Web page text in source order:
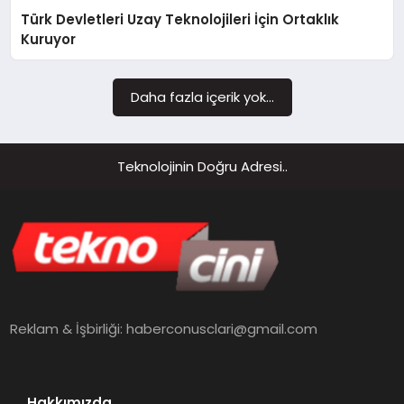
MAGAZIN
Türk Devletleri Uzay Teknolojileri İçin Ortaklık
Kuruyor
Daha fazla içerik yok...
Teknolojinin Doğru Adresi..
Reklam & İşbirliği:haberconusclari@gmail.com